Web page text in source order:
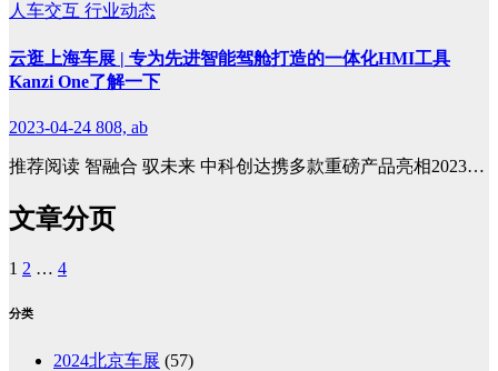
人车交互 行业动态
云逛上海车展 | 专为先进智能驾舱打造的一体化HMI工具
Kanzi One了解一下
2023-04-24 808, ab
推荐阅读 智融合 驭未来 中科创达携多款重磅产品亮相2023…
文章分页
1 2 … 4
分类
2024北京车展 (57)